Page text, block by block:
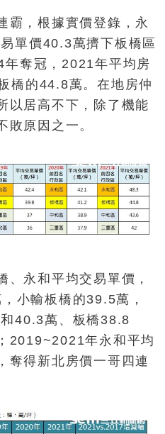
霸，根據實價登錄，永
單價40.3萬擠下板橋區
奪冠，2021年平均房
橋的44.8萬。在地房仲
以居高不下，除了機能
敗原因之一。
、永和平均交易單價，
小輸板橋的39.5萬，
40.3萬、板橋38.8
2019~2021年永和平均
奪得新北房價一哥四連